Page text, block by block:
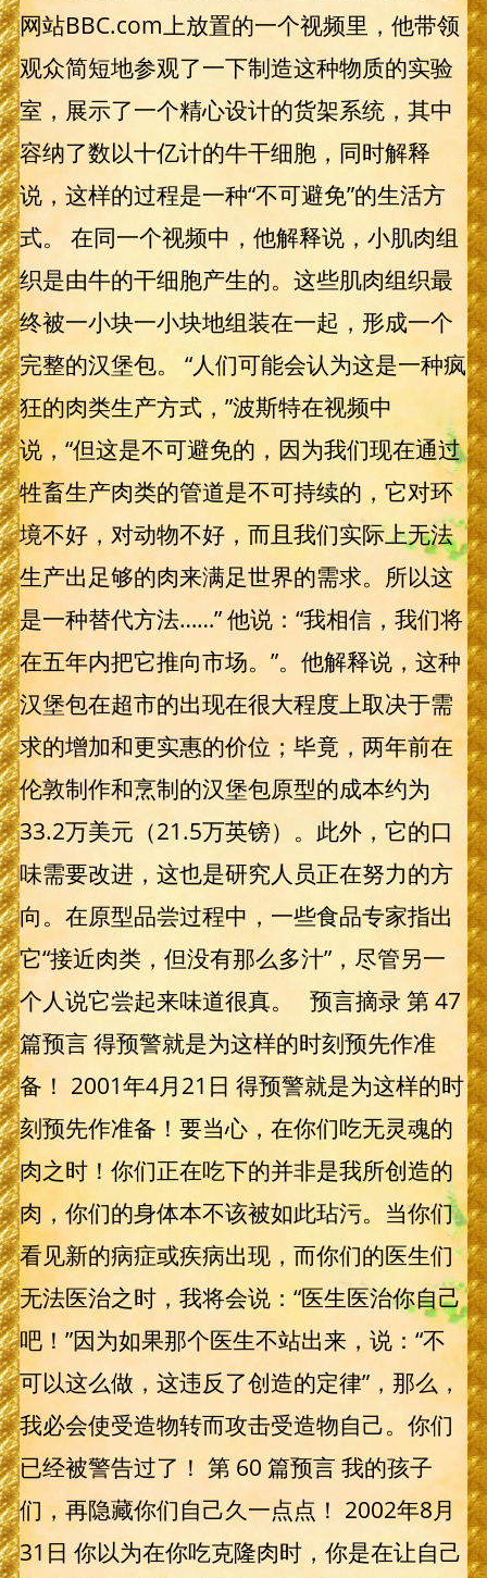
网站BBC.com上放置的一个视频里，他带领
观众简短地参观了一下制造这种物质的实验
室，展示了一个精心设计的货架系统，其中
容纳了数以十亿计的牛干细胞，同时解释
说，这样的过程是一种“不可避免”的生活方
式。 在同一个视频中，他解释说，小肌肉组
织是由牛的干细胞产生的。这些肌肉组织最
终被一小块一小块地组装在一起，形成一个
完整的汉堡包。 “人们可能会认为这是一种疯
狂的肉类生产方式，”波斯特在视频中
说，“但这是不可避免的，因为我们现在通过
牲畜生产肉类的管道是不可持续的，它对环
境不好，对动物不好，而且我们实际上无法
生产出足够的肉来满足世界的需求。所以这
是一种替代方法……” 他说：“我相信，我们将
在五年内把它推向市场。”。他解释说，这种
汉堡包在超市的出现在很大程度上取决于需
求的增加和更实惠的价位；毕竟，两年前在
伦敦制作和烹制的汉堡包原型的成本约为
33.2万美元（21.5万英镑）。此外，它的口
味需要改进，这也是研究人员正在努力的方
向。在原型品尝过程中，一些食品专家指出
它“接近肉类，但没有那么多汁”，尽管另一
个人说它尝起来味道很真。 预言摘录 第 47
篇预言 得预警就是为这样的时刻预先作准
备！ 2001年4月21日 得预警就是为这样的时
刻预先作准备！要当心，在你们吃无灵魂的
肉之时！你们正在吃下的并非是我所创造的
肉，你们的身体本不该被如此玷污。当你们
看见新的病症或疾病出现，而你们的医生们
无法医治之时，我将会说：“医生医治你自己
吧！”因为如果那个医生不站出来，说：“不
可以这么做，这违反了创造的定律”，那么，
我必会使受造物转而攻击受造物自己。你们
已经被警告过了！ 第 60 篇预言 我的孩子
们，再隐藏你们自己久一点点！ 2002年8月
31日 你以为在你吃克隆肉时，你是在让自己